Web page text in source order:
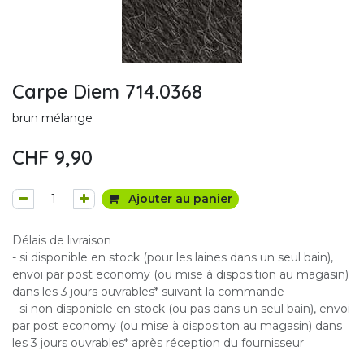
Carpe Diem 714.0368
brun mélange
CHF 9,90
Ajouter au panier
Délais de livraison
- si disponible en stock (pour les laines dans un seul bain),
envoi par post economy (ou mise à disposition au magasin)
dans les 3 jours ouvrables* suivant la commande
- si non disponible en stock (ou pas dans un seul bain), envoi
par post economy (ou mise à dispositon au magasin) dans
les 3 jours ouvrables* après réception du fournisseur